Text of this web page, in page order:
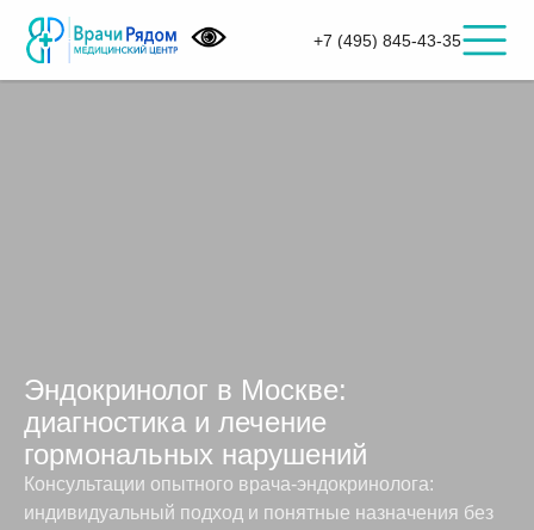
Эндокринолог в Москве:
диагностика и лечение
гормональных нарушений
Консультации опытного врача-эндокринолога:
индивидуальный подход и понятные назначения без